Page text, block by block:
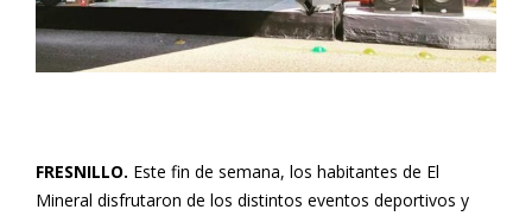
FRESNILLO. Este fin de semana, los habitantes de El
Mineral disfrutaron de los distintos eventos deportivos y